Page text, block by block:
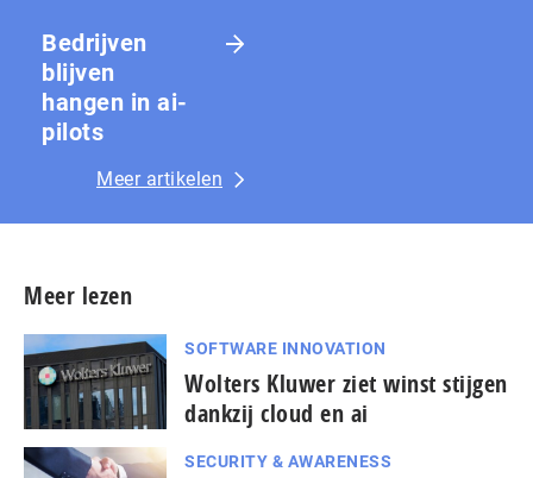
Bedrijven
blijven
hangen in ai-
pilots
Meer artikelen
Meer lezen
SOFTWARE INNOVATION
Wolters Kluwer ziet winst stijgen
dankzij cloud en ai
SECURITY & AWARENESS